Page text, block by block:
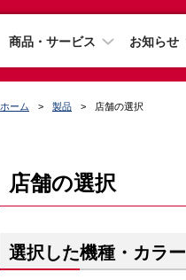
商品・サービス お知らせ
ホーム 製品 店舗の選択
店舗の選択
選択した機種・カラー